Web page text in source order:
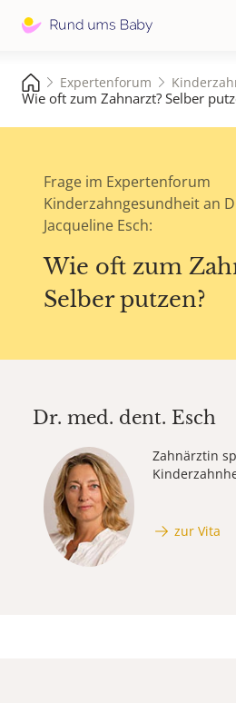
Expertenforum
Wie oft zum Zahnarzt? Selber
Frage im Expertenforum
Kinderzahngesundheit an
Jacqueline Esch:
Wie oft zum
Selber putzen?
Dr. med. dent. Esch
Zahnärztin
zur Vita